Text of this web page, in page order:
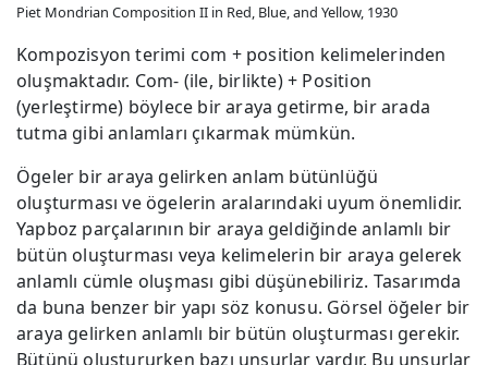
Piet Mondrian Composition II in Red, Blue, and Yellow, 1930
Kompozisyon terimi com + position kelimelerinden
oluşmaktadır. Com- (ile, birlikte) + Position
(yerleştirme) böylece bir araya getirme, bir arada
tutma gibi anlamları çıkarmak mümkün.
Ögeler bir araya gelirken anlam bütünlüğü
oluşturması ve ögelerin aralarındaki uyum önemlidir.
Yapboz parçalarının bir araya geldiğinde anlamlı bir
bütün oluşturması veya kelimelerin bir araya gelerek
anlamlı cümle oluşması gibi düşünebiliriz. Tasarımda
da buna benzer bir yapı söz konusu. Görsel öğeler bir
araya gelirken anlamlı bir bütün oluşturması gerekir.
Bütünü oluştururken bazı unsurlar vardır. Bu unsurlar